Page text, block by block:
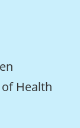
Health